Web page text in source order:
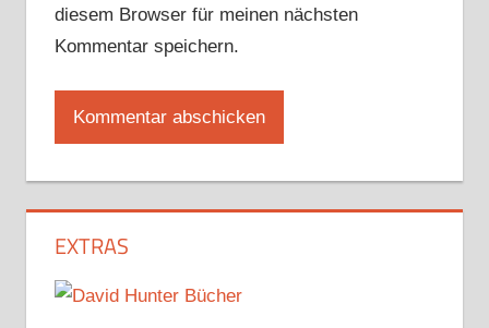
diesem Browser für meinen nächsten
Kommentar speichern.
EXTRAS